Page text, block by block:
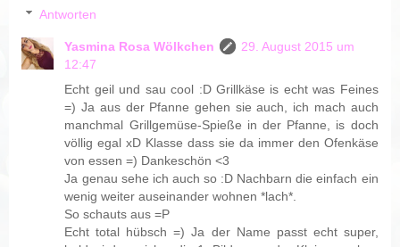
Antworten
Yasmina Rosa Wölkchen
29. August 2015 um
12:47
Echt geil und sau cool :D Grillkäse is echt was Feines
=) Ja aus der Pfanne gehen sie auch, ich mach auch
manchmal Grillgemüse-Spieße in der Pfanne, is doch
völlig egal xD Klasse dass sie da immer den Ofenkäse
von essen =) Dankeschön <3
Ja genau sehe ich auch so :D Nachbarn die einfach ein
wenig weiter auseinander wohnen *lach*.
So schauts aus =P
Echt total hübsch =) Ja der Name passt echt super,